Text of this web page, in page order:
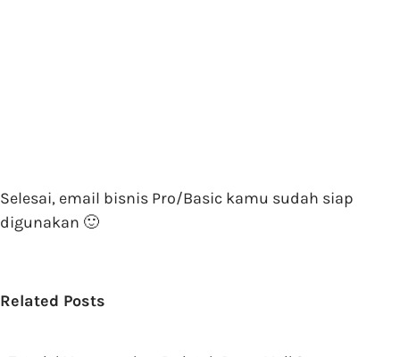
Selesai, email bisnis Pro/Basic kamu sudah siap
digunakan 🙂
Related Posts